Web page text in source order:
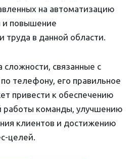
на автоматизацию
и повышение
труда в данной области.
сложности, связанные с
телефону, его правильное
привести к обеспечению
работы команды, улучшению
клиентов и достижению
целей.